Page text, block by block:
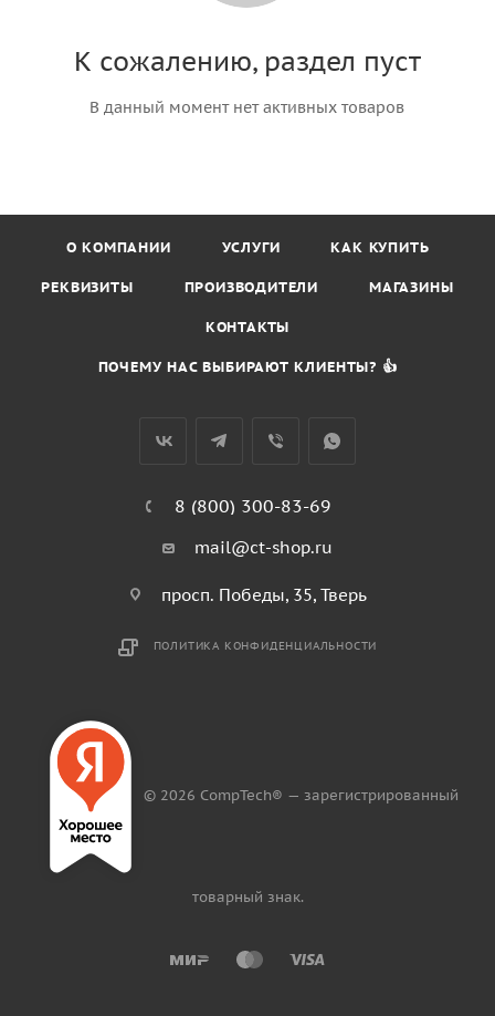
К сожалению, раздел пуст
В данный момент нет активных товаров
О КОМПАНИИ УСЛУГИ КАК КУПИТЬ
РЕКВИЗИТЫ ПРОИЗВОДИТЕЛИ МАГАЗИНЫ
КОНТАКТЫ
ПОЧЕМУ НАС ВЫБИРАЮТ КЛИЕНТЫ? 👍
8 (800) 300-83-69
mail@ct-shop.ru
просп. Победы, 35, Тверь
ПОЛИТИКА КОНФИДЕНЦИАЛЬНОСТИ
© 2026 CompTech® — зарегистрированный
товарный знак.